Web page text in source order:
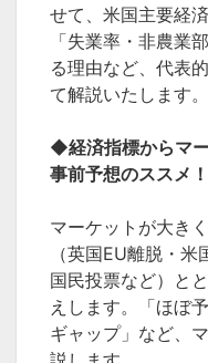
せて、米国主要経
「失業率・非農業
る理由など、代表
て解説いたします。
◆経済指標からマ
事前予想のススメ！
マーケットが大き
（英国EU離脱・
国民投票など）と
えします。「ほぼ
ギャップ」など、